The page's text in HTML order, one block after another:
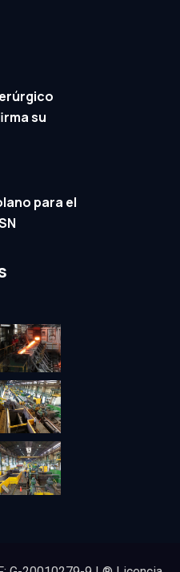
su
para el